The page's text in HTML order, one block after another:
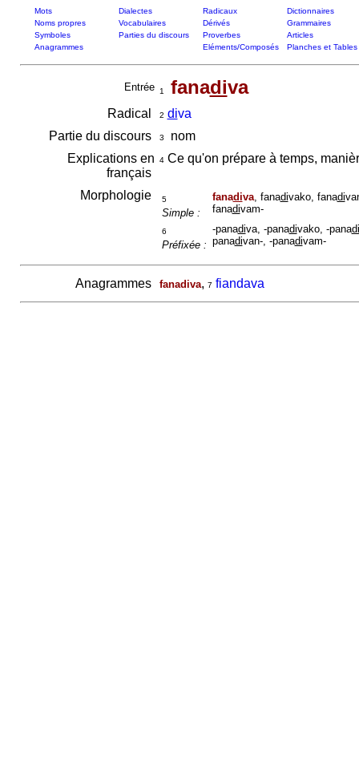
Mots Dialectes Radicaux
Dictionnaires
Noms propres
Vocabulaires Dérivés
Grammaires
Symboles
Parties du discours Proverbes
Articles
Anagrammes
Eléments/Composés Planches et Tables
Entrée 1 fanadiva
Radical 2 diva
Partie du discours
3
nom
Explications en
français
4Ce qu'on prépare à temps,
Morphologie 5
Simple :
fanadiva, fanadivako, fanadi
fanadivam-
6
Préfixée :
-panadiva, -panadivako, -panadi
panadivan-, -panadivam-
Anagrammes fanadiva, 7 fiandava